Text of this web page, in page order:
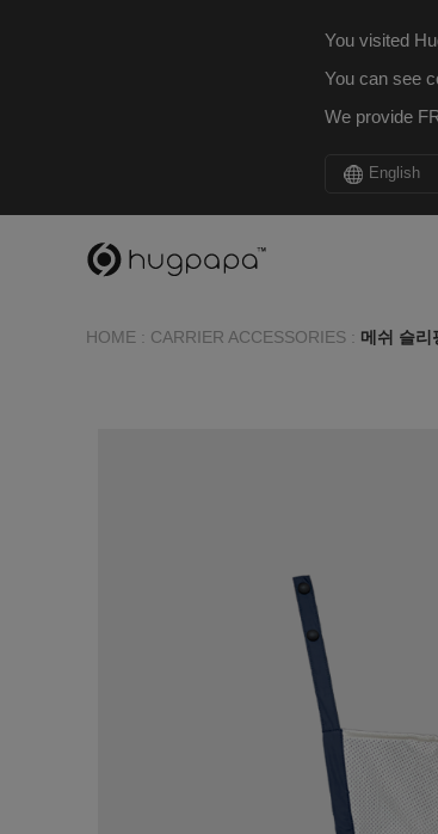
You visited
You can see
We provide
English
HOME : CARRIER ACCESSORIES : 메쉬 슬리